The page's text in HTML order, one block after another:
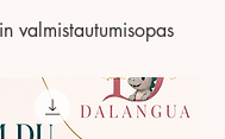
valmistautumisopas